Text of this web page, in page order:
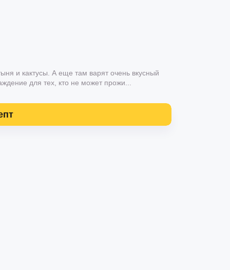
и кактусы. А еще там варят очень вкусный
для тех, кто не может прожи...